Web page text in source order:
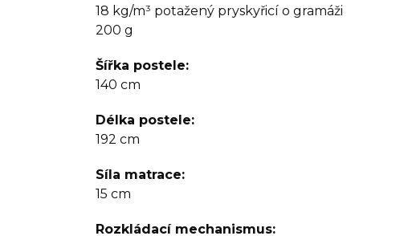
18 kg/m³ potažený pryskyřicí o gramáži
200 g
Šířka postele
140 cm
Délka postele
192 cm
Síla matrace
15 cm
Rozkládací mechanismus